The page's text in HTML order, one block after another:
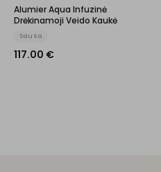
Alumier Aqua Infuzinė
Drėkinamoji Veido Kaukė
Sausa
117.00 €